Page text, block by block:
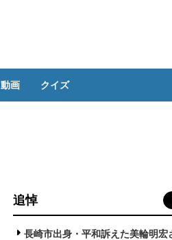
動画 クイズ
追悼
長崎市出身・平和訴えた美輪明